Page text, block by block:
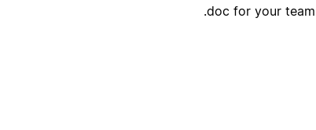
doc for your team.